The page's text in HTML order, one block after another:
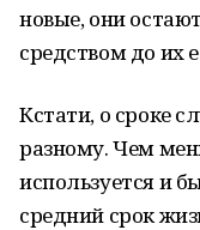
новые, они
средством до их
Кстати, о сроке
разному. Чем
используется и
средний срок